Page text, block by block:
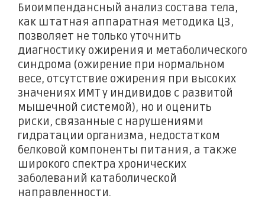
Биоимпендансный анализ состава тела,
как штатная аппаратная методика ЦЗ,
позволяет не только уточнить
диагностику ожирения и метаболического
синдрома (ожирение при нормальном
весе, отсутствие ожирения при высоких
значениях ИМТ у индивидов с развитой
мышечной системой), но и оценить
риски, связанные с нарушениями
гидратации организма, недостатком
белковой компоненты питания, а также
широкого спектра хронических
заболеваний катаболической
направленности.